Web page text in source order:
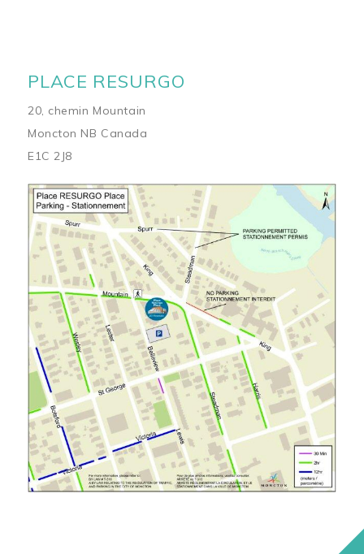
PLACE RESURGO
20, chemin Mountain
Moncton NB Canada
E1C 2J8